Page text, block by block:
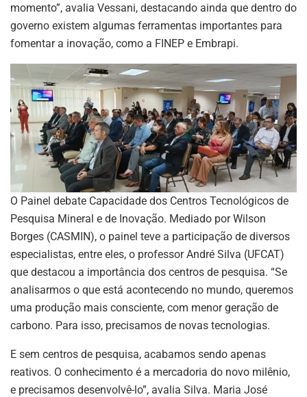
momento”, avalia Vessani, destacando ainda que dentro do
governo existem algumas ferramentas importantes para
fomentar a inovação, como a FINEP e Embrapi.
O Painel debate Capacidade dos Centros Tecnológicos de
Pesquisa Mineral e de Inovação. Mediado por Wilson
Borges (CASMIN), o painel teve a participação de diversos
especialistas, entre eles, o professor André Silva (UFCAT)
que destacou a importância dos centros de pesquisa. “Se
analisarmos o que está acontecendo no mundo, queremos
uma produção mais consciente, com menor geração de
carbono. Para isso, precisamos de novas tecnologias.
E sem centros de pesquisa, acabamos sendo apenas
reativos. O conhecimento é a mercadoria do novo milênio,
e precisamos desenvolvê-lo”, avalia Silva. Maria José